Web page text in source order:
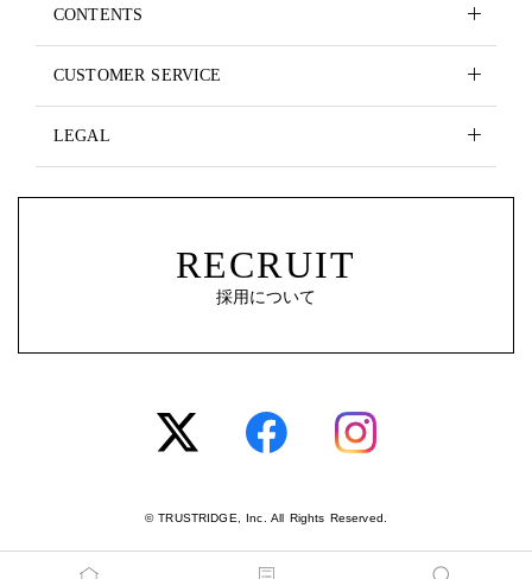
CONTENTS
CUSTOMER SERVICE
LEGAL
RECRUIT
採用について
© TRUSTRIDGE, Inc. All Rights Reserved.